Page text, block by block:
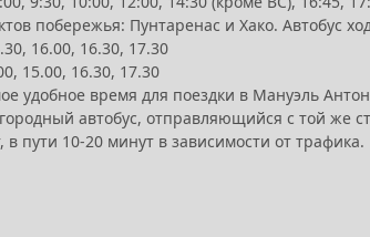
побережья: Пунтаренас и Хако. Автобус
16.00, 16.30, 17.30
15.00, 16.30, 17.30
удобное время для поездки в Мануэль
автобус, отправляющийся с той же
пути 10-20 минут в зависимости от трафика.